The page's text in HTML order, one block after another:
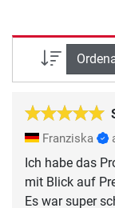
Franziska
Ich habe das
mit Blick auf
Es war super